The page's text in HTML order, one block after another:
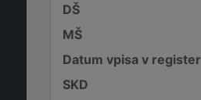
DŠ
MŠ
Datum vpisa v register
SKD